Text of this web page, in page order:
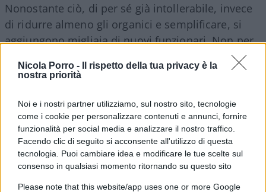
Nicola Porro -
Il rispetto della tua privacy è la
nostra priorità
Noi e i nostri partner utilizziamo, sul nostro sito, tecnologie
come i cookie per personalizzare contenuti e annunci, fornire
funzionalità per social media e analizzare il nostro traffico.
Facendo clic di seguito si acconsente all'utilizzo di questa
tecnologia. Puoi cambiare idea e modificare le tue scelte sul
consenso in qualsiasi momento ritornando su questo sito
Please note that this website/app uses one or more Google
Nonostante ciò, di per sé già intollerabile, invece
di ridurre almeno gli organici e semplificare, si
aggiungono migliaia di nuovi funzionari. Non per
rendere ancora più
capillare la macchina del controllo. Il tutto in
iniquo: basato su accertamenti induttivi, spesso
arbitrari, fondato sul principio medievale e
incostituzionale del “solve et repete”, che obbliga
il cittadino a pagare un terzo delle somme
contestate ancora prima di difendersi.Un
sistema tributario con un’impostazione iniqua